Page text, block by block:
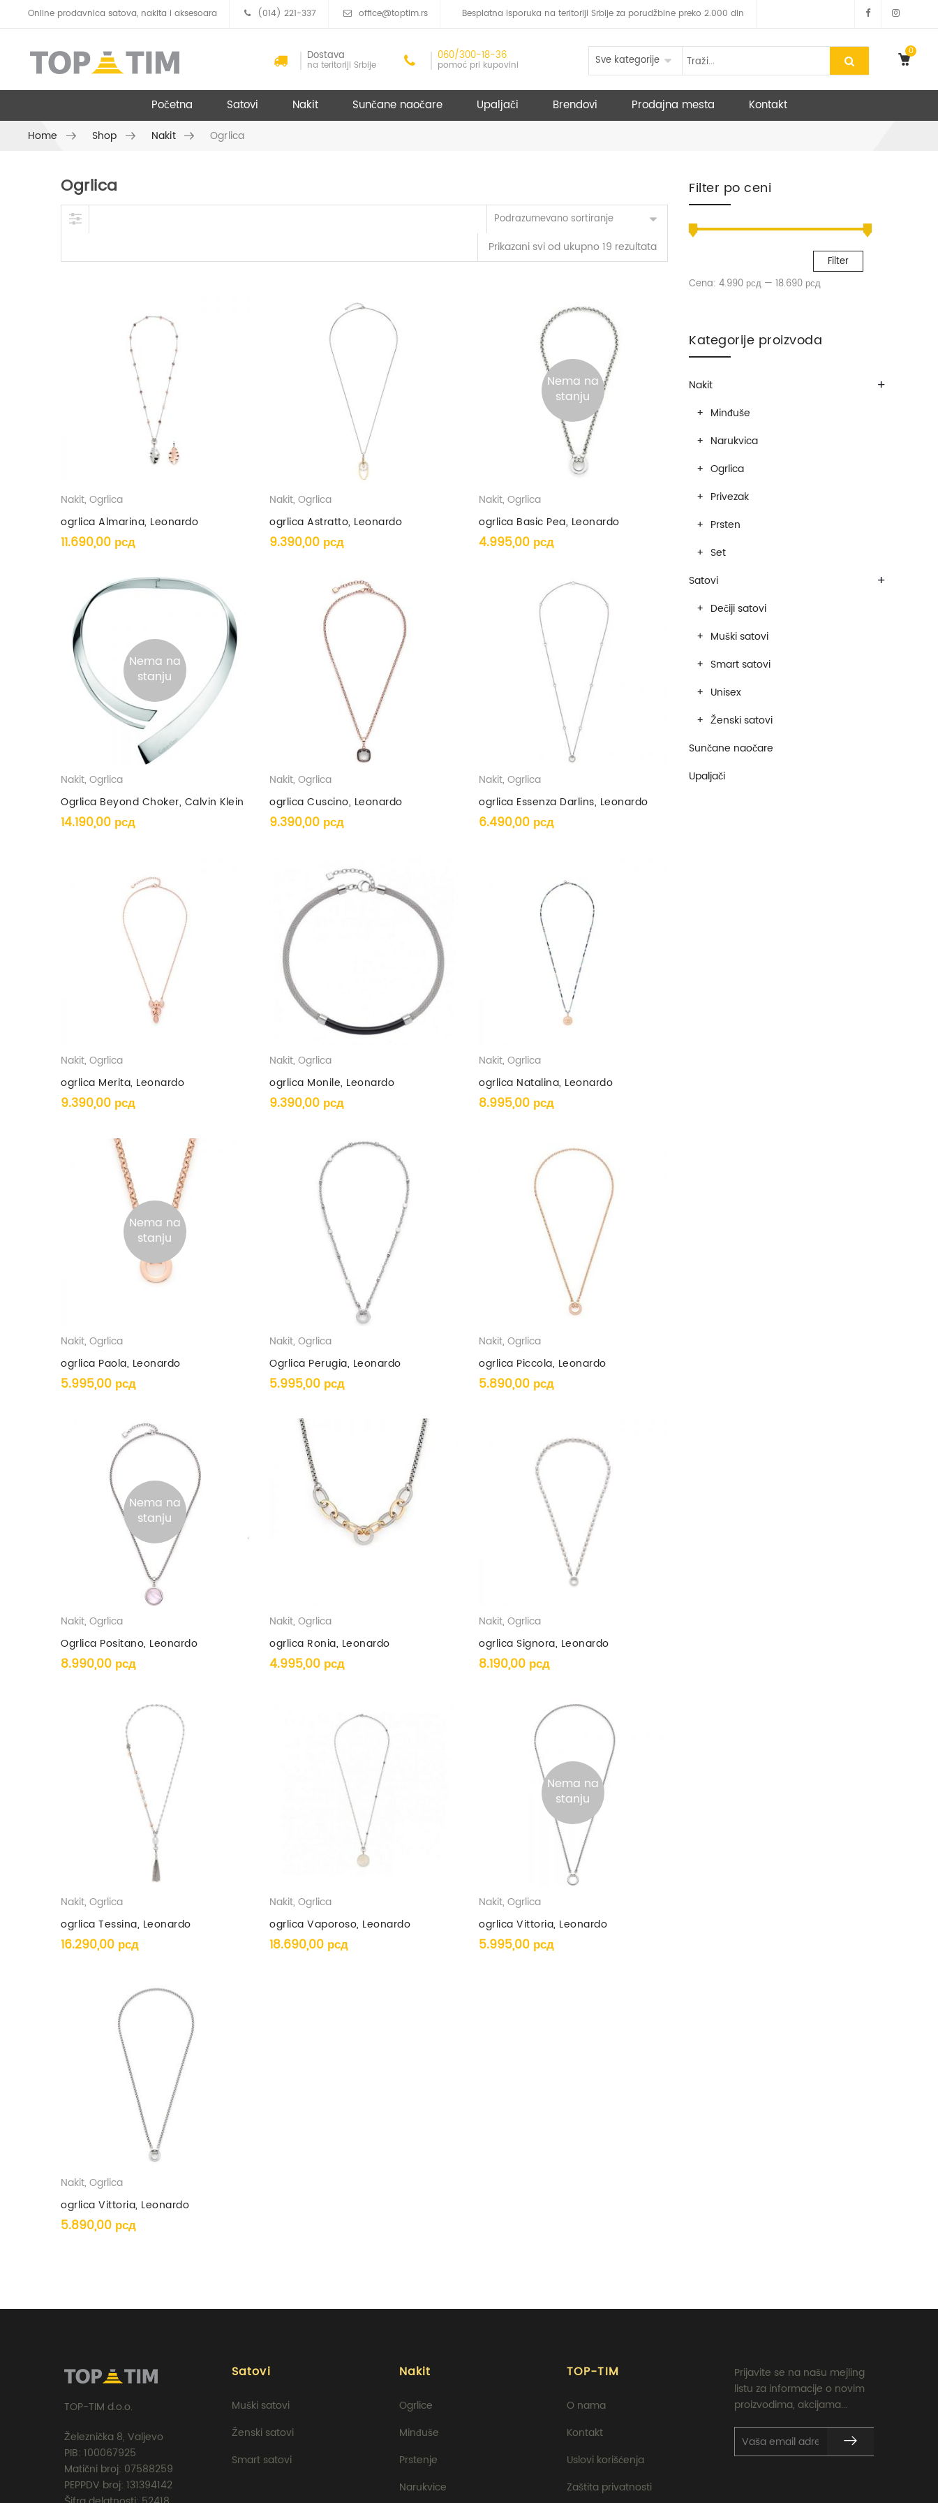
Online prodavnica satova, nakita i aksesoara (014) 221-337 office@toptim.rs Besplatna isporuka na teritoriji Srbije za porudžbine preko 2.000 din
Dostava
na teritoriji Srbije
060/300-18-36
pomoć pri kupovini Sve kategorije
0
Početna Satovi Nakit Sunčane naočare Upaljači Brendovi Prodajna mesta Kontakt
Home Shop Nakit Ogrlica
Skip to content
Ogrlica
Podrazumevano sortiranje
Prikazani svi od ukupno 19 rezultata
Nakit, Ogrlica
ogrlica Almarina, Leonardo
11.690,00 рсд
Nakit, Ogrlica
ogrlica Astratto, Leonardo
9.390,00 рсд
Nema na
stanju
Nakit, Ogrlica
ogrlica Basic Pea, Leonardo
4.995,00 рсд
Nema na
stanju
Nakit, Ogrlica
Ogrlica Beyond Choker, Calvin Klein
14.190,00 рсд
Nakit, Ogrlica
ogrlica Cuscino, Leonardo
9.390,00 рсд
Nakit, Ogrlica
ogrlica Essenza Darlins, Leonardo
6.490,00 рсд
Nakit, Ogrlica
ogrlica Merita, Leonardo
9.390,00 рсд
Nakit, Ogrlica
ogrlica Monile, Leonardo
9.390,00 рсд
Nakit, Ogrlica
ogrlica Natalina, Leonardo
8.995,00 рсд
Nema na
stanju
Nakit, Ogrlica
ogrlica Paola, Leonardo
5.995,00 рсд
Nakit, Ogrlica
Ogrlica Perugia, Leonardo
5.995,00 рсд
Nakit, Ogrlica
ogrlica Piccola, Leonardo
5.890,00 рсд
Nema na
stanju
Nakit, Ogrlica
Ogrlica Positano, Leonardo
8.990,00 рсд
Nakit, Ogrlica
ogrlica Ronia, Leonardo
4.995,00 рсд
Nakit, Ogrlica
ogrlica Signora, Leonardo
8.190,00 рсд
Nakit, Ogrlica
ogrlica Tessina, Leonardo
16.290,00 рсд
Nakit, Ogrlica
ogrlica Vaporoso, Leonardo
18.690,00 рсд
Nema na
stanju
Nakit, Ogrlica
ogrlica Vittoria, Leonardo
5.995,00 рсд
Nakit, Ogrlica
ogrlica Vittoria, Leonardo
5.890,00 рсд
Filter po ceni
Filter
Cena: 4.990 рсд — 18.690 рсд
Kategorije proizvoda
+
Nakit
Minđuše
Narukvica
Ogrlica
Privezak
Prsten
Set
+
Satovi
Dečiji satovi
Muški satovi
Smart satovi
Unisex
Ženski satovi
Sunčane naočare
Upaljači
TOP-TIM d.o.o.
Železnička 8, Valjevo
PIB: 100067925
Matični broj: 07588259
PEPPDV broj: 131394142
Satovi
Muški satovi
Ženski satovi
Smart satovi
Nakit
Ogrlice
Minđuše
Prstenje
Narukvice
TOP-TIM
O nama
Kontakt
Uslovi korišćenja
Zaštita privatnosti
Prijavite se na našu mejling
listu za informacije o novim
proizvodima, akcijama...